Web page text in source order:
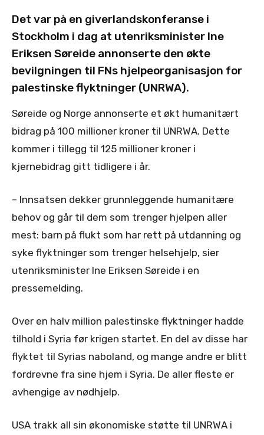
Det var på en giverlandskonferanse i
Stockholm i dag at utenriksminister Ine
Eriksen Søreide annonserte den økte
bevilgningen til FNs hjelpeorganisasjon for
palestinske flyktninger (UNRWA).
Søreide og Norge annonserte et økt humanitært
bidrag på 100 millioner kroner til UNRWA. Dette
kommer i tillegg til 125 millioner kroner i
kjernebidrag gitt tidligere i år.
– Innsatsen dekker grunnleggende humanitære
behov og går til dem som trenger hjelpen aller
mest: barn på flukt som har rett på utdanning og
syke flyktninger som trenger helsehjelp, sier
utenriksminister Ine Eriksen Søreide i en
pressemelding.
Over en halv million palestinske flyktninger hadde
tilhold i Syria før krigen startet. En del av disse har
flyktet til Syrias naboland, og mange andre er blitt
fordrevne fra sine hjem i Syria. De aller fleste er
avhengige av nødhjelp.
USA trakk all sin økonomiske støtte til UNRWA i